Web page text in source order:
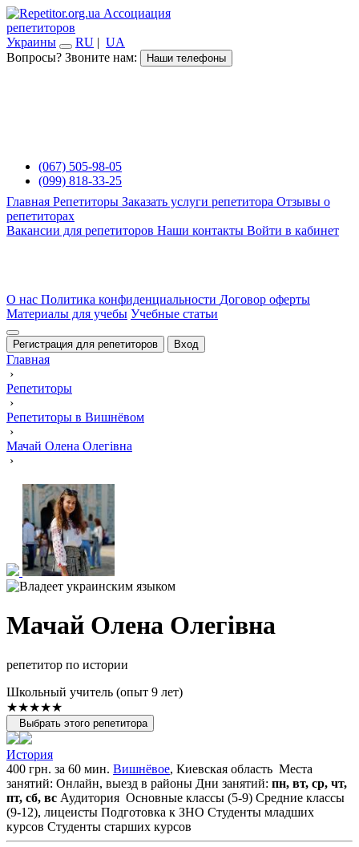
Ассоциация
репетиторов
Украины
RU | UA
Вопросы? Звоните нам:
Наши телефоны
(067) 505-98-05
(099) 818-33-25
Главная Репетиторы Заказать услуги репетитора Отзывы о
репетиторах
Вакансии для репетиторов Наши контакты Войти в кабинет
О нас Политика конфиденциальности Договор оферты
Материалы для учебы Учебные статьи
Регистрация для репетиторов Вход
Главная
›
Репетиторы
›
Репетиторы в Вишнёвом
›
Мачай Олена Олегівна
›
Мачай Олена Олегівна
репетитор по истории
Школьный учитель (опыт 9 лет)
★★★★★
Выбрать этого репетитора
История
400 грн. за 60 мин. Вишнёвое, Киевская область Места
занятий: Онлайн, выезд в районы Дни занятий: пн, вт, ср, чт,
пт, сб, вс Аудитория Основные классы (5-9) Средние классы
(9-12), лицеисты Подготовка к ЗНО Студенты младших
курсов Студенты старших курсов